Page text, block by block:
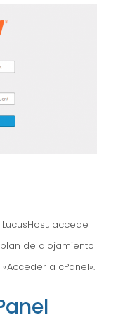
accede
de alojamiento
a cPanel».